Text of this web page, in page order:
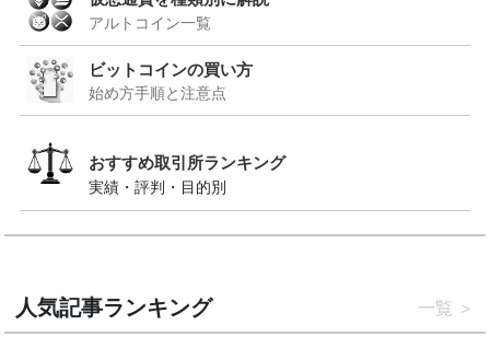
アルトコイン一覧
ビットコインの買い方
始め方手順と注意点
おすすめ取引所ランキング
実績・評判・目的別
人気記事ランキング 一覧